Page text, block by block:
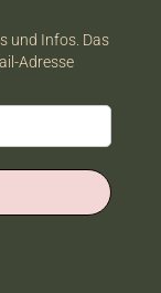
und Infos. Das
Adresse